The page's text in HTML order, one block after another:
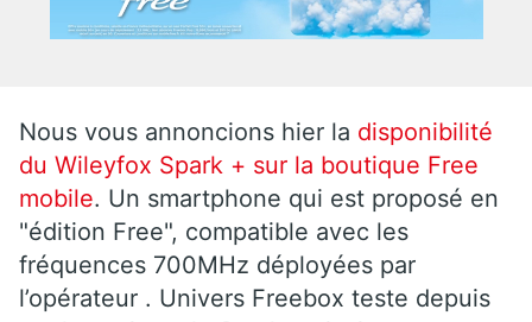
Nous vous annoncions hier la disponibilité
du Wileyfox Spark + sur la boutique Free
mobile. Un smartphone qui est proposé en
"édition Free", compatible avec les
fréquences 700MHz déployées par
l’opérateur . Univers Freebox teste depuis